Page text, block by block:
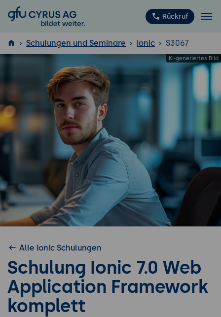
GFU Cyrus AG Rückruf
ISTQB ®
Schulungen und Seminare Ionic S3067
Alle Ionic Schulungen
Schulung Ionic 7.0 Web
Application Framework
komplett